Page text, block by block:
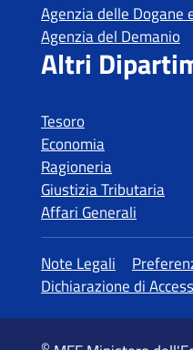
Tesoro
Economia
Ragioneria
Giustizia Tributaria
Affari Generali